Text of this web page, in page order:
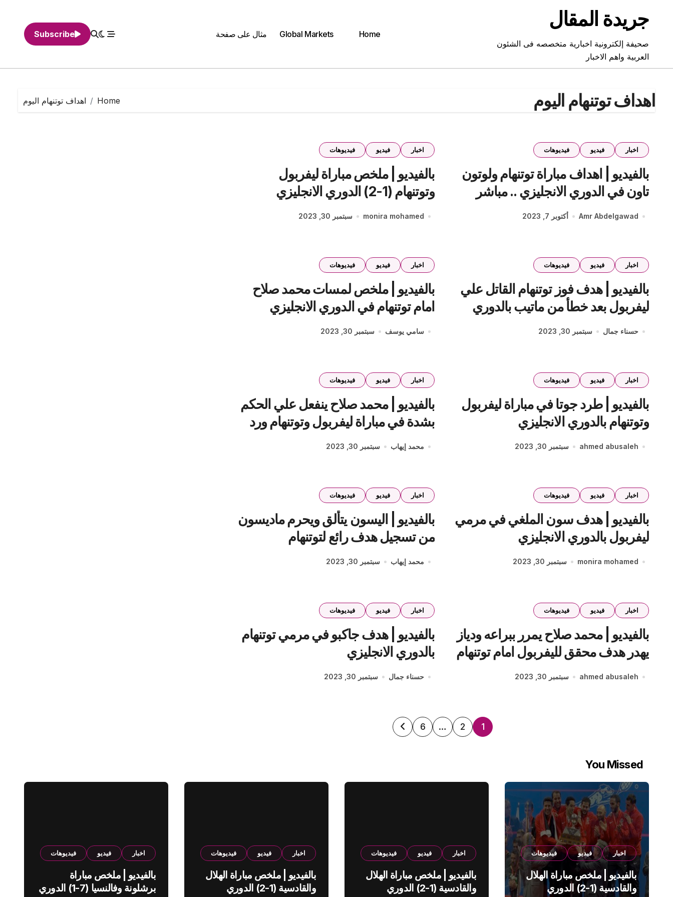
contentجريدة المقال
صحيفة إلكترونية اخبارية متخصصه فى الشئون
العربية واهم الاخبار
Home
Global Markets مثال على صفحة Subscribe
اهداف توتنهام اليوم Home اهداف توتنهام اليوم
اخبار فيديو فيديوهات
بالفيديو | اهداف مباراة توتنهام ولوتون
تاون في الدوري الانجليزي .. مباشر
Amr Abdelgawad أكتوبر 7, 2023
اخبار فيديو فيديوهات
بالفيديو | ملخص مباراة ليفربول
وتوتنهام (1-2) الدوري الانجليزي
monira mohamed سبتمبر 30, 2023
اخبار فيديو فيديوهات
بالفيديو | هدف فوز توتنهام القاتل علي
ليفربول بعد خطأ من ماتيب بالدوري
الانجليزي
حسناء جمال سبتمبر 30, 2023
اخبار فيديو فيديوهات
بالفيديو | ملخص لمسات محمد صلاح
امام توتنهام في الدوري الانجليزي
سامي يوسف سبتمبر 30, 2023
اخبار فيديو فيديوهات
بالفيديو | طرد جوتا في مباراة ليفربول
وتوتنهام بالدوري الانجليزي
ahmed abusaleh سبتمبر 30, 2023
اخبار فيديو فيديوهات
بالفيديو | محمد صلاح ينفعل علي الحكم
بشدة في مباراة ليفربول وتوتنهام ورد
فعل كلوب
محمد إيهاب سبتمبر 30, 2023
اخبار فيديو فيديوهات
بالفيديو | هدف سون الملغي في مرمي
ليفربول بالدوري الانجليزي
monira mohamed سبتمبر 30, 2023
اخبار فيديو فيديوهات
بالفيديو | اليسون يتألق ويحرم ماديسون
من تسجيل هدف رائع لتوتنهام
محمد إيهاب سبتمبر 30, 2023
اخبار فيديو فيديوهات
بالفيديو | محمد صلاح يمرر ببراعه ودياز
يهدر هدف محقق لليفربول امام توتنهام
ahmed abusaleh سبتمبر 30, 2023
اخبار فيديو فيديوهات
بالفيديو | هدف جاكبو في مرمي توتنهام
بالدوري الانجليزي
حسناء جمال سبتمبر 30, 2023
تعدد
1
2
…
6
You Missed
اخبار فيديو فيديوهات
بالفيديو | ملخص مباراة الهلال
والقادسية (1-2) الدوري
اخبار فيديو فيديوهات
بالفيديو | ملخص مباراة الهلال
والقادسية (1-2) الدوري
اخبار فيديو فيديوهات
بالفيديو | ملخص مباراة الهلال
والقادسية (1-2) الدوري
اخبار فيديو فيديوهات
بالفيديو | ملخص مباراة
برشلونة وفالنسيا (7-1) الدوري